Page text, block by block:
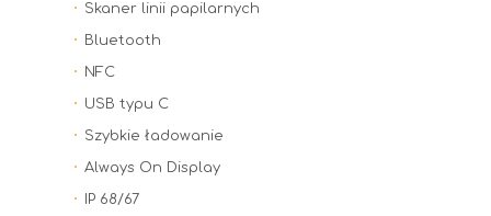
Skaner linii papilarnych
Bluetooth
NFC
USB typu C
Szybkie ładowanie
Always On Display
IP 68/67